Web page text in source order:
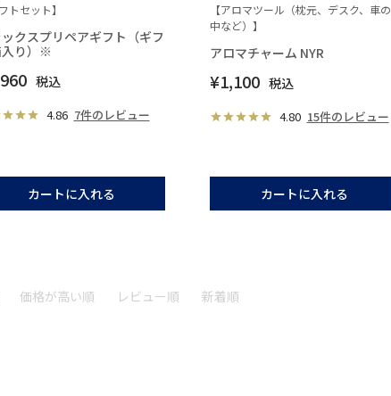
トセット】
ックスプリペアギフト（ギフ
入り）※
税込
4.86 7件のレビュー
カートに入れる
【アロマツール（枕元、デスク、車の
中など）】
アロマチャーム NYR
¥1,100 税込
4.80 15件のレビュー
カートに入れる
価格が高い順 レビュー順 新着順